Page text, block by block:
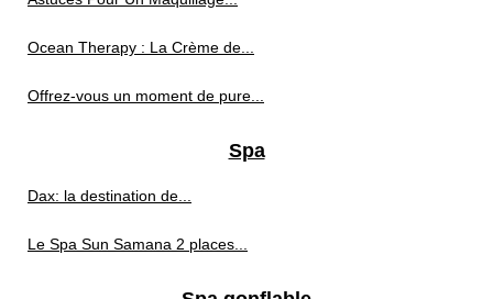
Ocean Therapy : La Crème de...
Offrez-vous un moment de pure...
Spa
Dax: la destination de...
Le Spa Sun Samana 2 places...